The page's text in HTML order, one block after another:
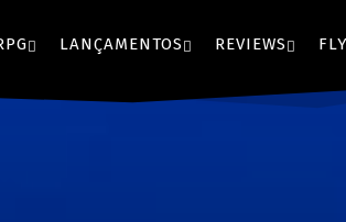
LANÇAMENTOS REVIEWS